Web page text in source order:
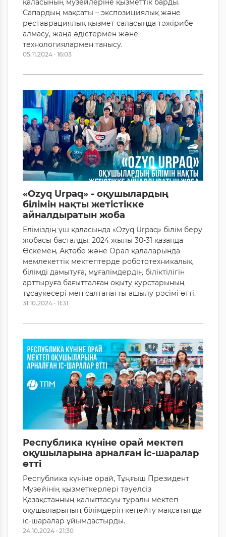
Сапардың мақсаты – экспозициялық және
реставрациялық қызмет саласында тәжірибе
алмасу, жаңа әдістермен және
технологиялармен танысу.
05.11.2024 · 16:03
«Ozyq Urpaq» - оқушылардың
білімін нақты жетістікке
айналдыратын жоба
Еліміздің үш қаласында «Ozyq Urpaq» білім беру
жобасы басталды. 2024 жылы 30-31 қазанда
Өскемен, Ақтөбе және Орал қалаларында
мемлекеттік мектептерде робототехникалық
білімді дамытуға, мұғалімдердің біліктілігін
арттыруға бағытталған оқыту курстарының
тұсаукесері мен салтанатты ашылу рәсімі өтті.
31.10.2024 · 11:31
Республика күніне орай мектеп
оқушыларына арналған іс-шаралар
өтті
Республика күніне орай, Тұңғыш Президент
Музейінің қызметкерлері тәуелсіз
Қазақстанның қалыптасуы туралы мектеп
оқушыларының білімдерін кеңейту мақсатында
іс-шаралар ұйымдастырды.
24.10.2024 · 21:30